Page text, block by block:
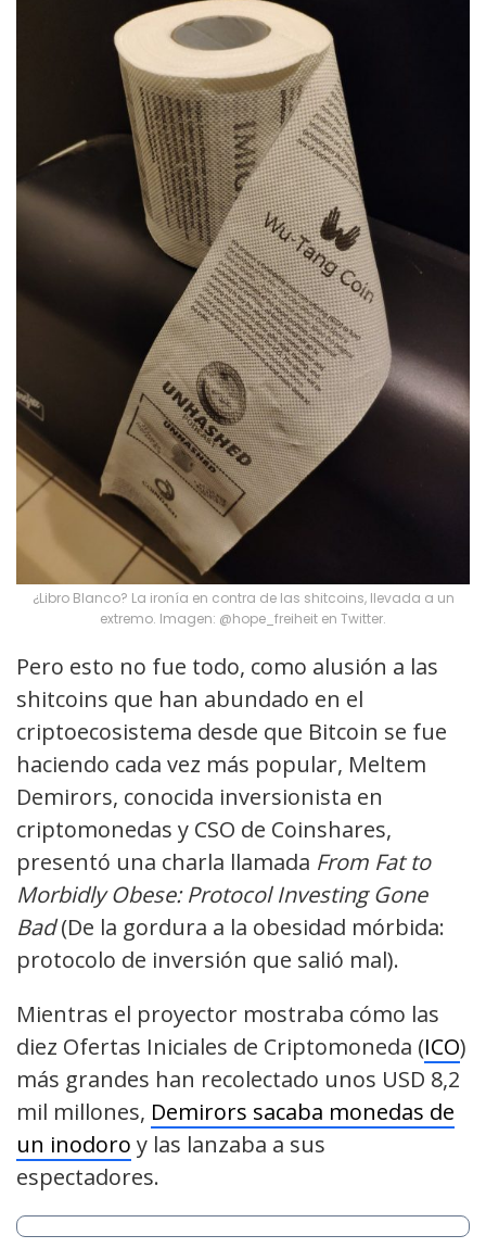
¿Libro Blanco? La ironía en contra de las shitcoins, llevada a un
extremo. Imagen: @hope_freiheit en Twitter.
Pero esto no fue todo, como alusión a las
shitcoins que han abundado en el
criptoecosistema desde que Bitcoin se fue
haciendo cada vez más popular, Meltem
Demirors, conocida inversionista en
criptomonedas y CSO de Coinshares,
presentó una charla llamada From Fat to
Morbidly Obese: Protocol Investing Gone
Bad(De la gordura a la obesidad mórbida:
protocolo de inversión que salió mal).
Mientras el proyector mostraba cómo las
diez Ofertas Iniciales de Criptomoneda (ICO)
más grandes han recolectado unos USD 8,2
mil millones, Demirors sacaba monedas de
un inodoro y las lanzaba a sus
espectadores.